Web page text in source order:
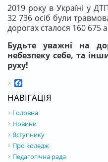
2019 року в Україні у
32 736 осіб були
дорогах сталося 160 675
Будьте уважні на
небезпеку себе, та
руху!
НАВІГАЦІЯ
Головна
Новини
Вступнику
Про коледж
Педагогічна рада